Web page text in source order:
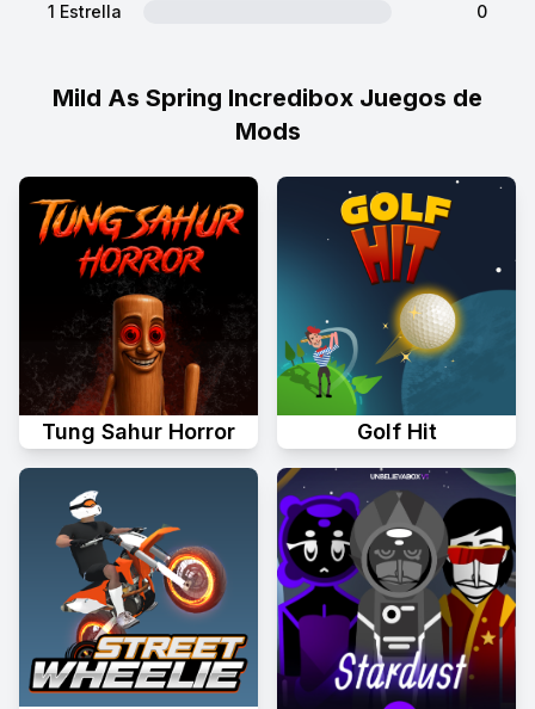
Mild As Spring Incredibox Juegos de
Mods
Tung Sahur Horror Golf Hit
1 Estrella 0